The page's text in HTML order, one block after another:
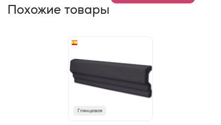
Похожие товары
Глянцевая